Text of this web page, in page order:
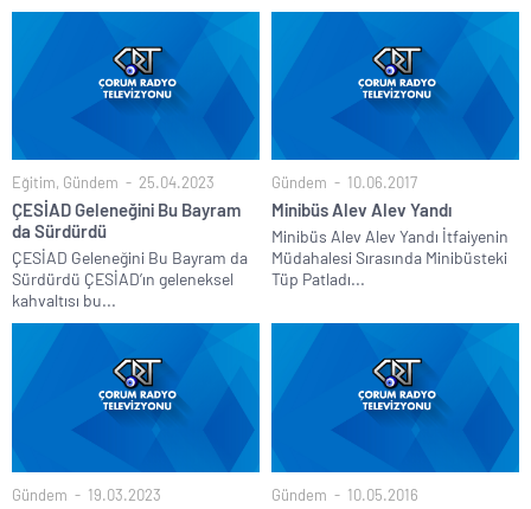
Eğitim, Gündem 25.04.2023
ÇESİAD Geleneğini Bu Bayram
da Sürdürdü
ÇESİAD Geleneğini Bu Bayram da
Sürdürdü ÇESİAD’ın geleneksel
kahvaltısı bu...
Gündem 10.06.2017
Minibüs Alev Alev Yandı
Minibüs Alev Alev Yandı İtfaiyenin
Müdahalesi Sırasında Minibüsteki
Tüp Patladı...
Gündem 19.03.2023 Gündem 10.05.2016